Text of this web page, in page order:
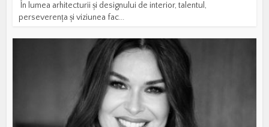
În lumea arhitecturii și designului de interior, talentul,
perseverența și viziunea fac...